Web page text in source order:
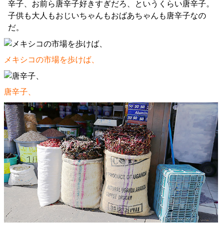
辛子、お前ら唐辛子好きすぎだろ、というくらい唐辛子。
子供も大人もおじいちゃんもおばあちゃんも唐辛子なの
だ。
メキシコの市場を歩けば、
唐辛子、